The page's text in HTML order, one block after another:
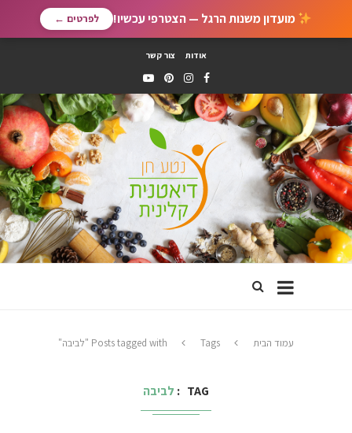
מועדון משנות הרגל — הצטרפי עכשיו! לפרטים ←
אודות צור קשר
עמוד הבית Tags Posts tagged with "לביבה"
TAG לביבה